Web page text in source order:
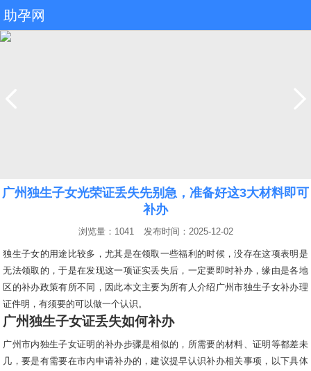
助孕网
广州独生子女光荣证丢失先别急，准备好这3大材料即可
补办
浏览量：1041 发布时间：2025-12-02
独生子女的用途比较多，尤其是在领取一些福利的时候，没存在这项表明是
无法领取的，于是在发现这一项证实丢失后，一定要即时补办，缘由是各地
区的补办政策有所不同，因此本文主要为所有人介绍广州市独生子女补办理
证件明，有须要的可以做一个认识。
广州独生子女证丢失如何补办
广州市内独生子女证明的补办步骤是相似的，所需要的材料、证明等都差未
几，要是有需要在市内申请补办的，建议提早认识补办相关事项，以下具体